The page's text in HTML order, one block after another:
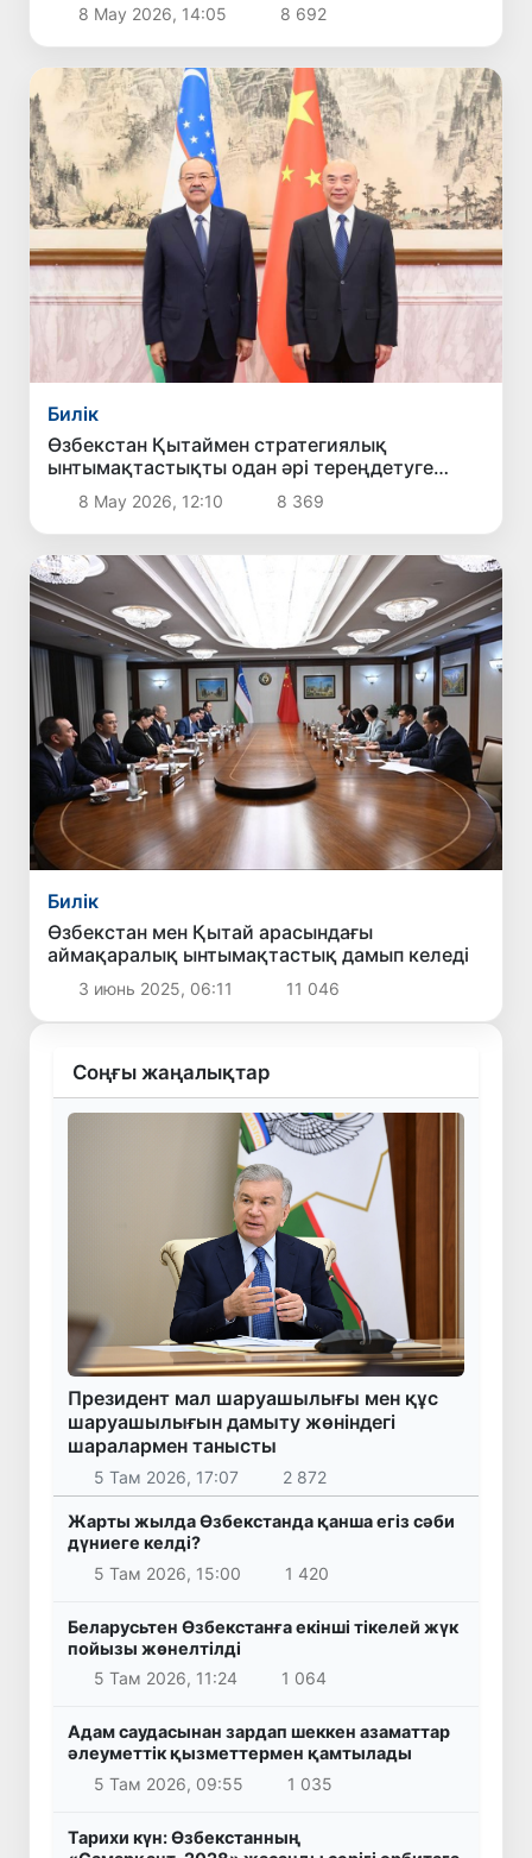
8 Мау 2026, 14:05 8 692
Билік
Өзбекстан Қытаймен стратегиялық
ынтымақтастықты одан әрі тереңдетуге
мүдделі екенін мәлімдеді
8 Мау 2026, 12:10 8 369
Билік
Өзбекстан мен Қытай арасындағы
аймақаралық ынтымақтастық дамып келеді
3 июнь 2025, 06:11 11 046
Соңғы жаңалықтар
Президент мал шаруашылығы мен құс
шаруашылығын дамыту жөніндегі
шаралармен танысты
5 Там 2026, 17:07 2 872
Жарты жылда Өзбекстанда қанша егіз сәби
дүниеге келді?
5 Там 2026, 15:00
1 420
Беларусьтен Өзбекстанға екінші тікелей жүк
пойызы жөнелтілді
5 Там 2026, 11:24
1 064
Адам саудасынан зардап шеккен азаматтар
әлеуметтік қызметтермен қамтылады
5 Там 2026, 09:55
1 035
Тарихи күн: Өзбекстанның